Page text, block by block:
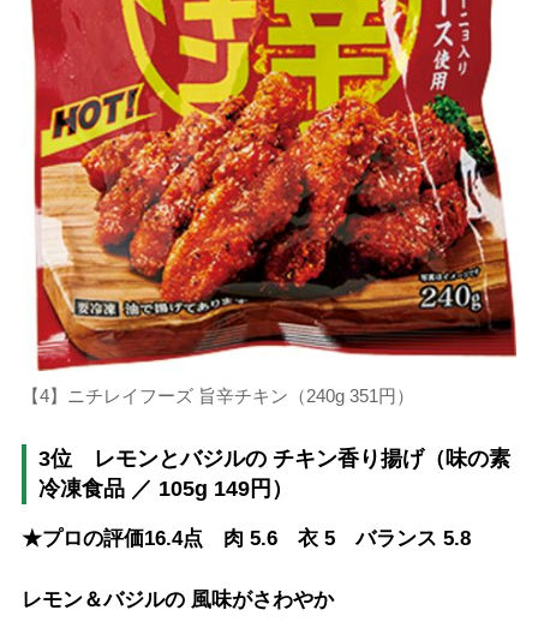
【4】ニチレイフーズ 旨辛チキン（240g 351円）
3位 レモンとバジルの チキン香り揚げ（味の素
冷凍食品 ／ 105g 149円）
★プロの評価16.4点 肉 5.6 衣 5 バランス 5.8
レモン＆バジルの 風味がさわやか